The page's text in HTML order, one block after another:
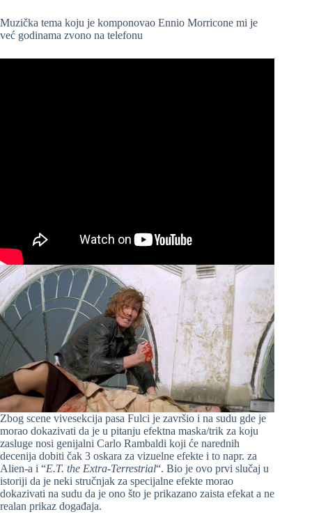
Muzička tema koju je komponovao Ennio Morricone mi je
već godinama zvono na telefonu
Zbog scene vivesekcija pasa Fulci je završio i na sudu gde je
morao dokazivati da je u pitanju efektna maska/trik za koju
zasluge nosi genijalni Carlo Rambaldi koji će narednih
decenija dobiti čak 3 oskara za vizuelne efekte i to napr. za
Alien-a i “E.T. the Extra-Terrestrial“. Bio je ovo prvi slučaj u
istoriji da je neki stručnjak za specijalne efekte morao
dokazivati na sudu da je ono što je prikazano zaista efekat a ne
realan prikaz događaja.